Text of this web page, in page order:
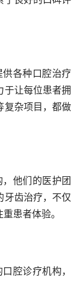
于让每位患者拥
复杂项目，都做
牙齿治疗，不仅
患者体验。